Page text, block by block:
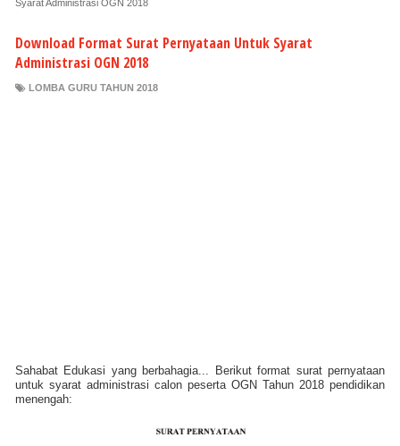
Syarat Administrasi OGN 2018
Download Format Surat Pernyataan Untuk Syarat
Administrasi OGN 2018
LOMBA GURU TAHUN 2018
Sahabat Edukasi yang berbahagia... Berikut format surat pernyataan
untuk syarat administrasi calon peserta OGN Tahun 2018 pendidikan
menengah: